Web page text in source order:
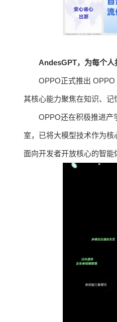
AndesGPT，为每个
OPPO正式推出
其核心能力聚焦在知识、记
OPPO还在积极推进
室，已将大模型技术作为
面向开发者开放核心的智能